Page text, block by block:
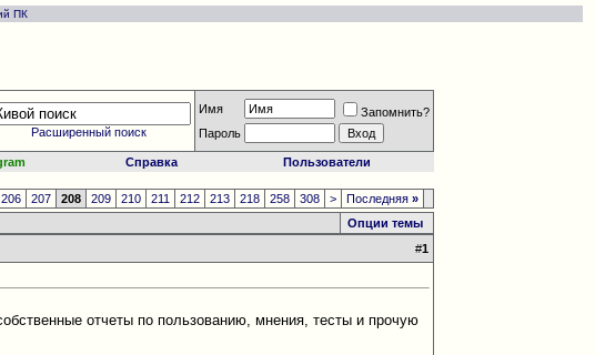
ПК
Расширенный поиск
Имя
Запомнить?
Пароль
Справка Пользователи
206 207 208 209 210 211 212 213 218 258 308 > Последняя»
Опции темы
#1
отчеты по пользованию, мнения, тесты и прочую